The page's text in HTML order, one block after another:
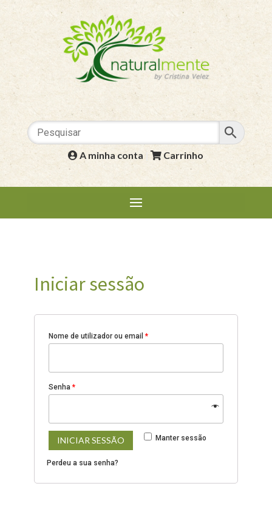
A minha conta | Carrinho
Iniciar sessão
Nome de utilizador ou email *
Senha *
Manter sessão
INICIAR SESSÃO
Perdeu a sua senha?